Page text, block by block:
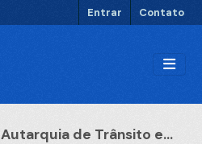
Entrar Contato
Autarquia de Trânsito e...